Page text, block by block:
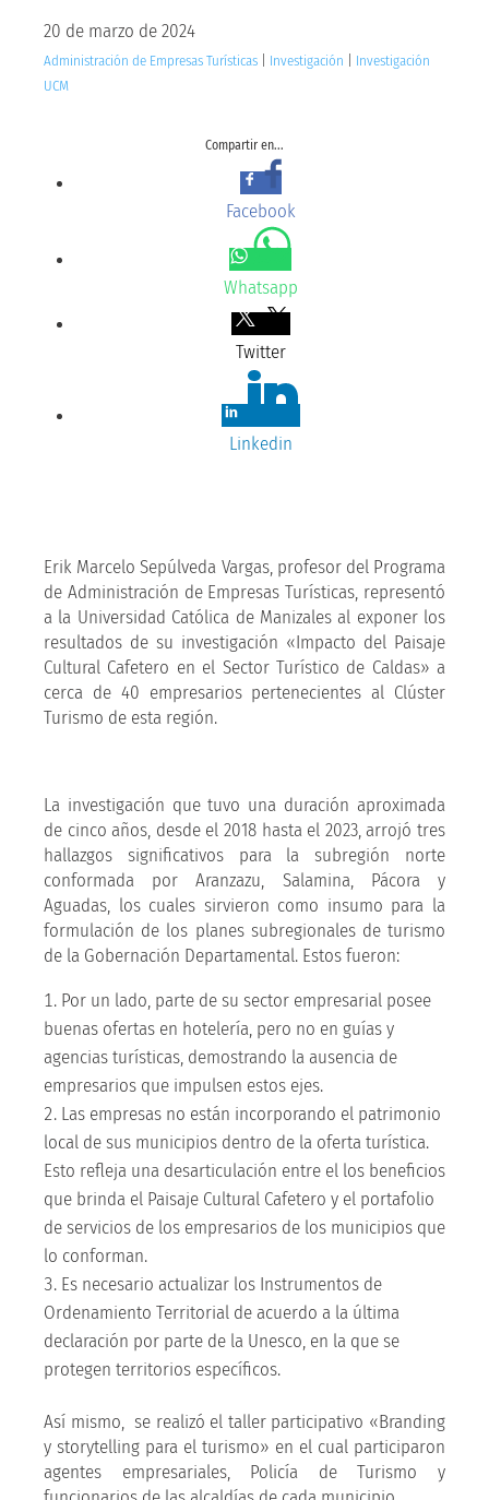
20 de marzo de 2024
Administración de Empresas Turísticas Investigación
Investigación
UCM
Compartir en...
Facebook
Whatsapp
Twitter
Linkedin
Erik Marcelo Sepúlveda Vargas, profesor del Programa
de Administración de Empresas Turísticas, representó
a la Universidad Católica de Manizales al exponer los
resultados de su investigación «Impacto del Paisaje
Cultural Cafetero en el Sector Turístico de Caldas» a
cerca de 40 empresarios pertenecientes al Clúster
Turismo de esta región.
La investigación que tuvo una duración aproximada
de cinco años, desde el 2018 hasta el 2023, arrojó tres
hallazgos significativos para la subregión norte
conformada por Aranzazu, Salamina, Pácora y
Aguadas, los cuales sirvieron como insumo para la
formulación de los planes subregionales de turismo
de la Gobernación Departamental. Estos fueron:
Por un lado, parte de su sector empresarial posee
buenas ofertas en hotelería, pero no en guías y
agencias turísticas, demostrando la ausencia de
empresarios que impulsen estos ejes.
Las empresas no están incorporando el patrimonio
local de sus municipios dentro de la oferta turística.
Esto refleja una desarticulación entre el los beneficios
que brinda el Paisaje Cultural Cafetero y el portafolio
de servicios de los empresarios de los municipios que
lo conforman.
Es necesario actualizar los Instrumentos de
Ordenamiento Territorial de acuerdo a la última
declaración por parte de la Unesco, en la que se
protegen territorios específicos.
Así mismo, se realizó el taller participativo «Branding
y storytelling para el turismo» en el cual participaron
agentes empresariales, Policía de Turismo y